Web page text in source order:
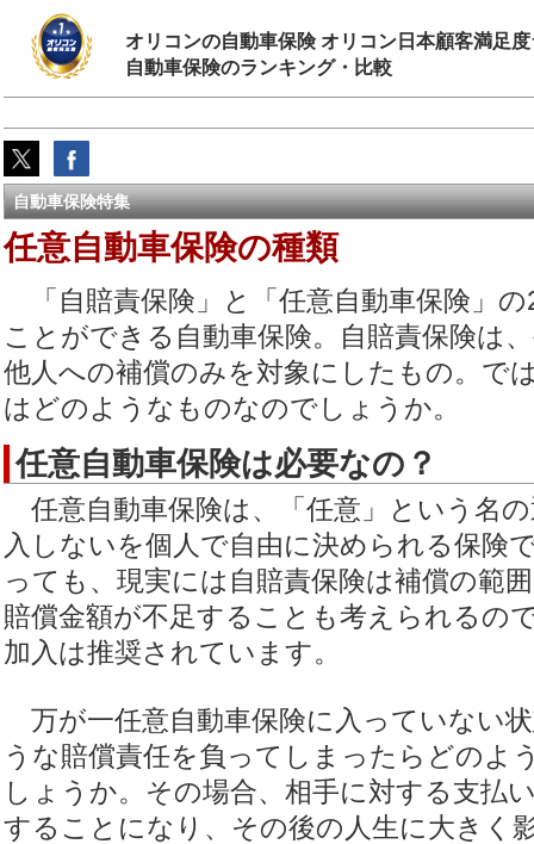
オリコンの自動車保険 オリコン日本顧客満足
自動車保険のランキング・比較
自動車保険特集
任意自動車保険の種類
「自賠責保険」と「任意自動車保険」
ことができる自動車保険。自賠責保険は
他人への補償のみを対象にしたもの。で
はどのようなものなのでしょうか。
任意自動車保険は必要なの？
任意自動車保険は、「任意」という名
入しないを個人で自由に決められる保険
っても、現実には自賠責保険は補償の範
賠償金額が不足することも考えられるの
加入は推奨されています。
万が一任意自動車保険に入っていない
うな賠償責任を負ってしまったらどのよ
しょうか。その場合、相手に対する支払
することになり、その後の人生に大きく